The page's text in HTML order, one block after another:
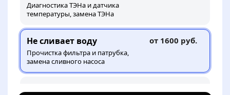
Диагностика ТЭНа и датчика
температуры, замена ТЭНа
Не сливает воду
Прочистка фильтра и патрубка,
замена сливного насоса
от 1600 руб.